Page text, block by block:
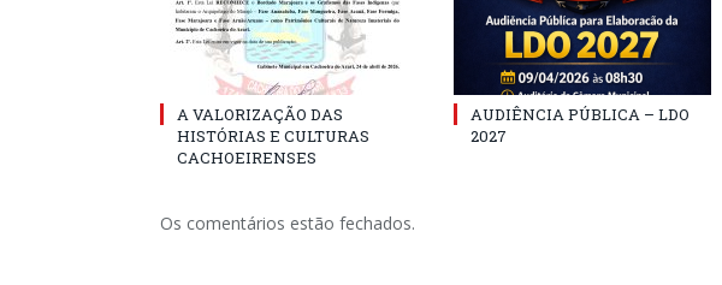
A VALORIZAÇÃO DAS
HISTÓRIAS E CULTURAS
CACHOEIRENSES
AUDIÊNCIA PÚBLICA – LDO
2027
Os comentários estão fechados.